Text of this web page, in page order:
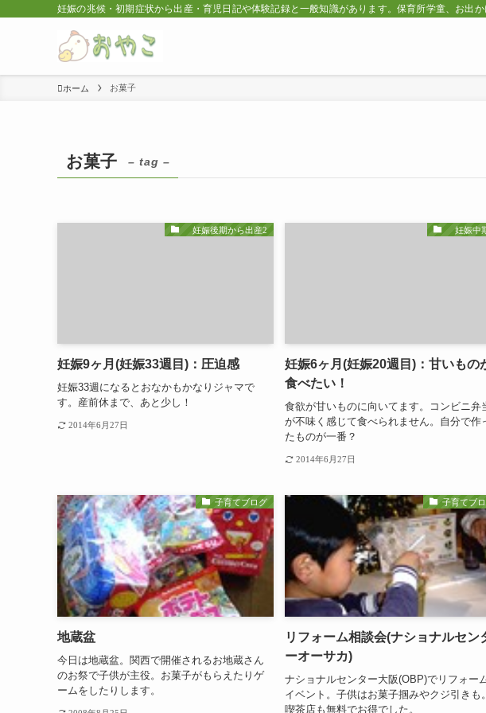
妊娠の兆候・初期症状から出産・育児日記や体験記録と一般知識があります。保育所学童、お出か
ホーム お菓子
お菓子 – tag –
妊娠後期から出産2
妊娠9ヶ月(妊娠33週目)：圧迫感
妊娠33週になるとおなかもかなりジャマで
す。産前休まで、あと少し！
2014年6月27日
妊娠中
妊娠6ヶ月(妊娠20週目)：甘いもの
食べたい！
食欲が甘いものに向いてます。コンビニ弁
が不味く感じて食べられません。自分で作
たものが一番？
2014年6月27日
子育てブログ
地蔵盆
今日は地蔵盆。関西で開催されるお地蔵さん
のお祭で子供が主役。お菓子がもらえたりゲ
ームをしたりします。
子育てブ
リフォーム相談会(ナショナルセン
ーオーサカ)
ナショナルセンター大阪(OBP)でリフォー
イベント。子供はお菓子掴みやクジ引きも。
喫茶店も無料でお得でした。